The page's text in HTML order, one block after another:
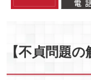
【不貞問題の